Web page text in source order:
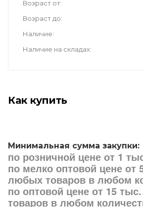
Возраст от
Возраст до
Наличие
Наличие на складах
Как купить
Минимальная сумма закупки:
по розничной цене от 1
по мелко оптовой цене от
любых товаров в любом
по оптовой цене от 15
товаров в любом